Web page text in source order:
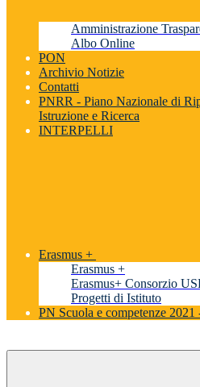
Amministrazione
Albo Online
PON
Archivio Notizie
Contatti
PNRR - Piano Nazionale di
Istruzione e Ricerca
INTERPELLI
Erasmus +
Erasmus +
Erasmus+ Consorzio
Progetti di Istituto
PN Scuola e competenze 2021